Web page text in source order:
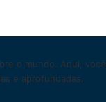
o mundo. Aqui, você
e aprofundadas.